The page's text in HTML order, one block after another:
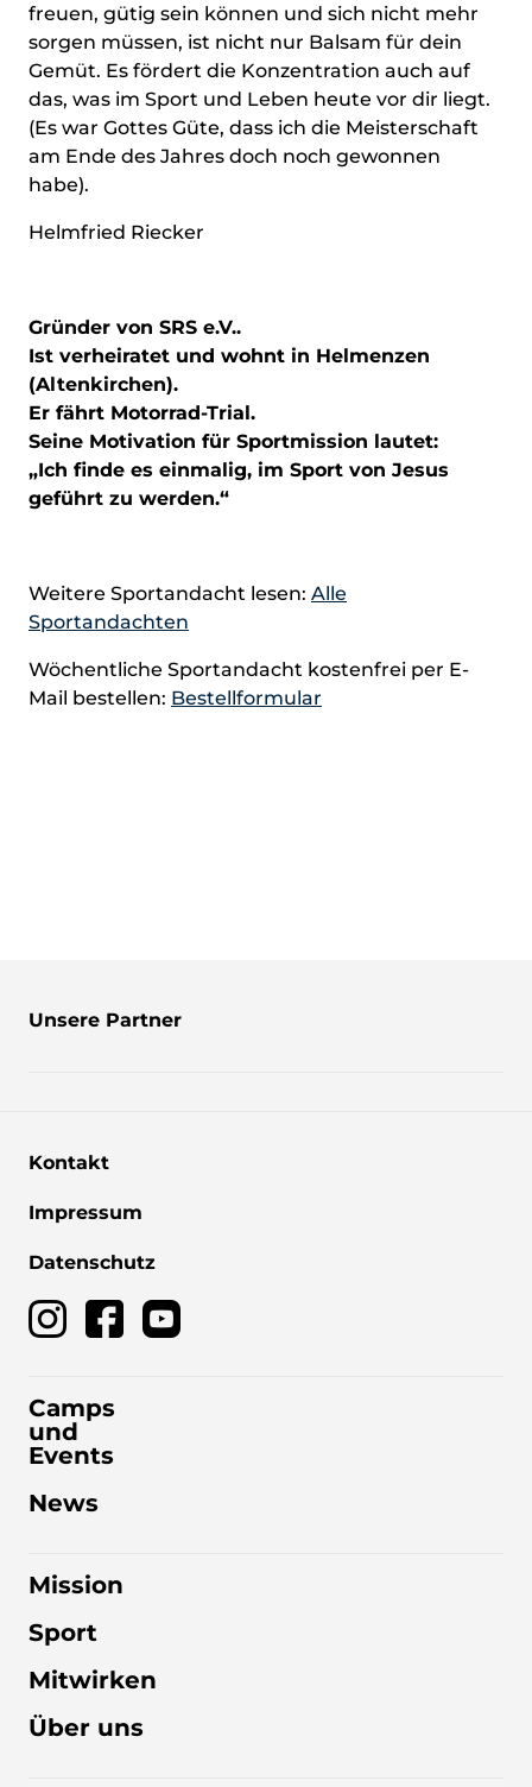
freuen, gütig sein können und sich nicht mehr
sorgen müssen, ist nicht nur Balsam für dein
Gemüt. Es fördert die Konzentration auch auf
das, was im Sport und Leben heute vor dir liegt.
(Es war Gottes Güte, dass ich die Meisterschaft
am Ende des Jahres doch noch gewonnen
habe).
Helmfried Riecker
Gründer von SRS e.V..
Ist verheiratet und wohnt in Helmenzen
(Altenkirchen).
Er fährt Motorrad-Trial.
Seine Motivation für Sportmission lautet:
„Ich finde es einmalig, im Sport von Jesus
geführt zu werden.“
Weitere Sportandacht lesen: Alle
Sportandachten
Wöchentliche Sportandacht kostenfrei per E-
Mail bestellen: Bestellformular
Unsere Partner
Kontakt
Impressum
Datenschutz
Camps
und
Events
News
Mission
Sport
Mitwirken
Über uns